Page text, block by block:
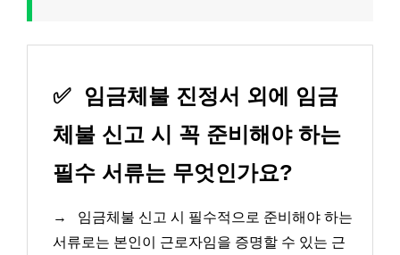
✅
임금체불 진정서 외에 임금
체불 신고 시 꼭 준비해야 하는
필수 서류는 무엇인가요?
→
임금체불 신고 시 필수적으로 준비해야 하는
서류로는 본인이 근로자임을 증명할 수 있는 근